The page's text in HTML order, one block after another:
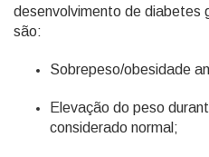
desenvolvimento de diabetes
são:
Sobrepeso/obesidade
Elevação do peso
considerado normal;